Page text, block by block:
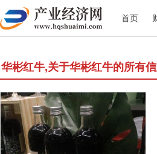
首页
华彬红牛,关于华彬红牛的所有